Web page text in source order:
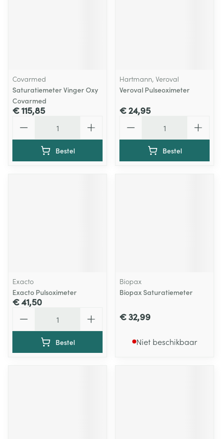
Covarmed
Saturatiemeter Vinger Oxy
Covarmed
€ 115,85
Bestel
Hartmann, Veroval
Veroval Pulseoximeter
€ 24,95
Bestel
Exacto
Exacto Pulsoximeter
€ 41,50
Bestel
Biopax
Biopax Saturatiemeter
€ 32,99
Niet beschikbaar